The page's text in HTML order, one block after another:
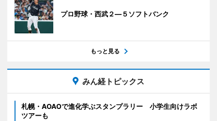
プロ野球・西武２―５ソフトバンク
もっと見る
みん経トピックス
札幌・AOAOで進化学ぶスタンプラリー 小学生向けラボ
ツアーも